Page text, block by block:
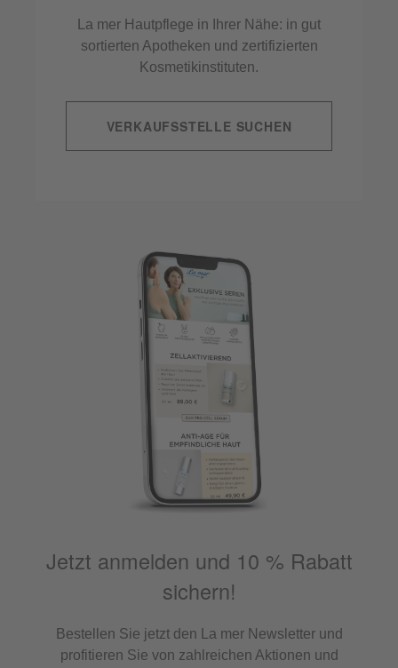
La mer Hautpflege in Ihrer Nähe: in gut
sortierten Apotheken und zertifizierten
Kosmetikinstituten.
VERKAUFSSTELLE SUCHEN
Jetzt anmelden und 10 % Rabatt
sichern!
Bestellen Sie jetzt den La mer Newsletter und
profitieren Sie von zahlreichen Aktionen und